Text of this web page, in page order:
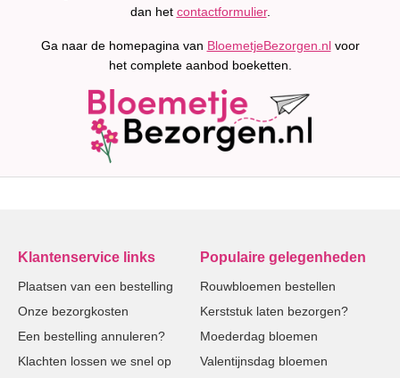
dan het contactformulier.
Ga naar de homepagina van BloemetjeBezorgen.nlvoor
het complete aanbod boeketten.
Klantenservice links
Plaatsen van een bestelling
Onze bezorgkosten
Een bestelling annuleren?
Klachten lossen we snel op
Populaire gelegenheden
Rouwbloemen bestellen
Kerststuk laten bezorgen?
Moederdag bloemen
Valentijnsdag bloemen